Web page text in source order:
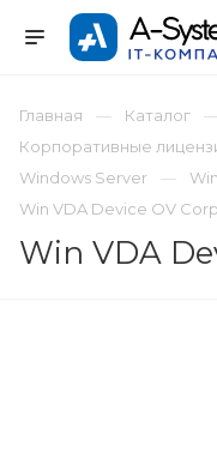
Главная
Каталог
Корпоративные
Windows Server
Win VDA Device OV
Win VDA